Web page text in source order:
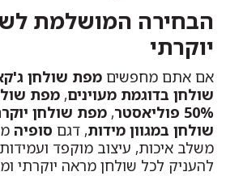
הבחירה המושלמת
יוקרתי
אם אתם מחפשים מפת שולחן
שולחן בדוגמת מעוינים,
50% פוליאסטר
, מפת שולחן
שולחן במגוון מידות, דגם סופיה
משלב איכות, עיצוב מוקפד
להעניק לכל שולחן מראה יוקרתי